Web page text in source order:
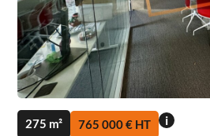
275 m² 765 000 € HT i